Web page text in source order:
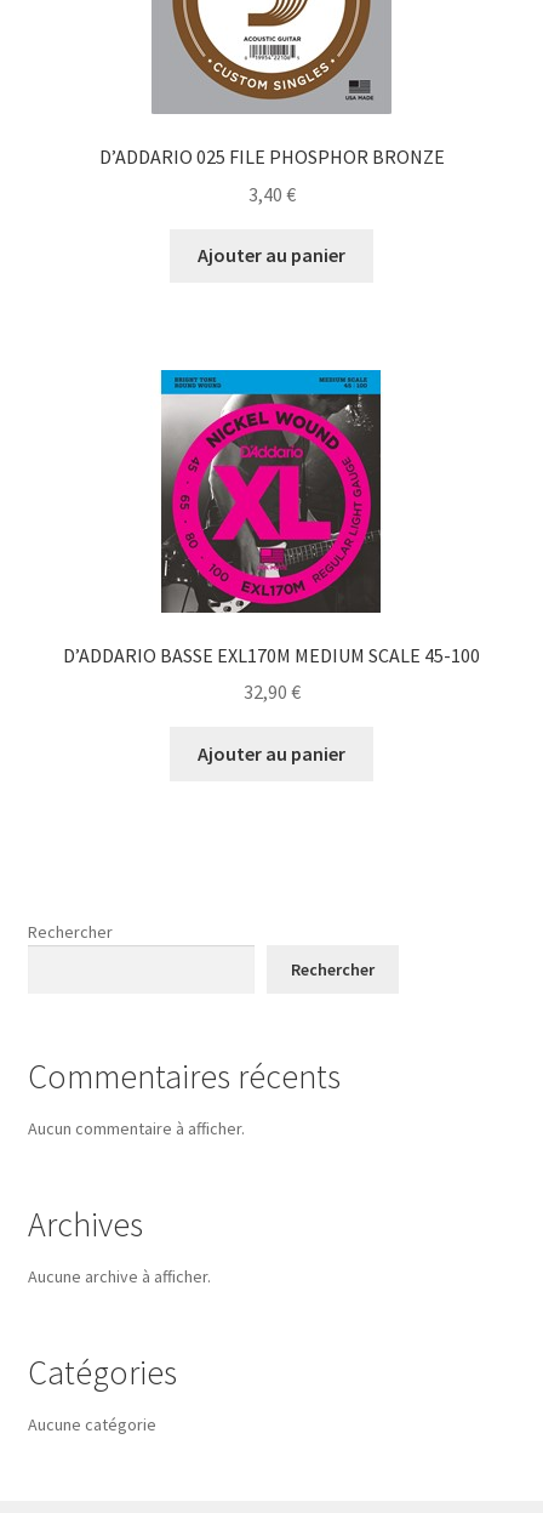
D’ADDARIO 025 FILE PHOSPHOR BRONZE
3,40 €
Ajouter au panier
D’ADDARIO BASSE EXL170M MEDIUM SCALE 45-100
32,90 €
Ajouter au panier
Rechercher
Rechercher
Commentaires récents
Aucun commentaire à afficher.
Archives
Aucune archive à afficher.
Catégories
Aucune catégorie